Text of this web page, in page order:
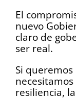
El
nuevo
claro de
ser real.
Si
resiliencia,